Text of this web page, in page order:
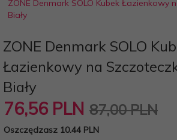
ZONE Denmark SOLO Kubek Łazienkowy
Biały
ZONE Denmark SOLO
Łazienkowy na
Biały
76,56 PLN 87,00 PLN
Oszczędzasz 10.44 PLN